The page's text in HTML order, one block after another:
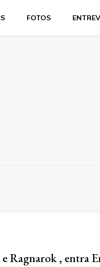
FOTOS
Ragnarok , entra